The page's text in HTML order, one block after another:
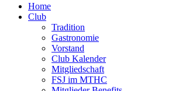
Close
Menu
Home
Club
Tradition
Gastronomie
Vorstand
Club Kalender
Mitgliedschaft
FSJ im MTHC